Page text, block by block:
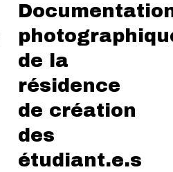
de la
résidence
de création
des
étudiant.e.s